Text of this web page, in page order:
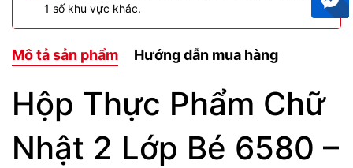
1 số khu vực khác.
Mô tả sản phẩm Hướng dẫn mua hàng
Hộp Thực Phẩm Chữ
Nhật 2 Lớp Bé 6580 –